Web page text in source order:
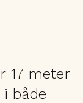
17 meter
både